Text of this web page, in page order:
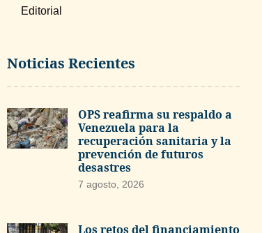
Editorial
Noticias Recientes
OPS reafirma su respaldo a
Venezuela para la
recuperación sanitaria y la
prevención de futuros
desastres
7 agosto, 2026
Los retos del financiamiento